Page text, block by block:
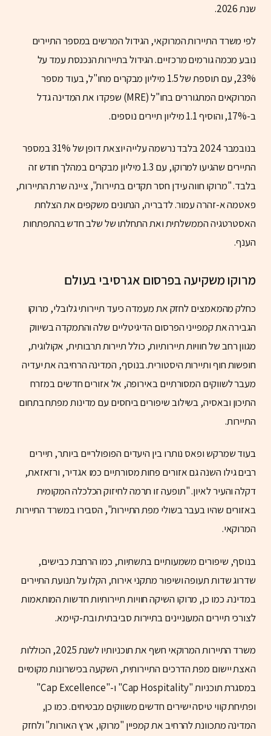
שנת 2026.
לפי משרד התיירות המרוקאי, הגידול המרשים במספר התיירים
נובע מכמה גורמים מרכזיים. הגידול בתיירות הנכנסת עמד על
23%, עם תוספת של 1.5 מיליון מבקרים מחו"ל, בעוד מספר
המרוקאים המתגוררים בחו"ל (MRE) שפקדו את המדינה גדל
ב-17%, והוסיף 1.1 מיליון תיירים נוספים.
בנובמבר 2024 בלבד נרשמה עלייה יוצאת דופן של 31% במספר
התיירים שהגיעו למרוקו, עם 1.3 מיליון מבקרים במהלך חודש זה
בלבד. "מרוקו חווה עידן חסר תקדים בתיירות", ציינה שרת התיירות,
פאטמה א-זהרה עמור. לדבריה, הנתונים משקפים את הצלחת
האסטרטגיה הממשלתית ואת התחלתו של שלב חדש בהתפתחות
הענף.
מרוקו משקיעה בפרסום אגרסיבי בעולם
כחלק מהמאמצים לחזק את מעמדה כיעד תיירותי גלובלי, מרוקו
הגבירה את קמפייני הפרסום הדיגיטליים שלה והתמקדה בשיווק
מגוון רחב של חוויות תיירותיות, כולל תיירות תרבותית, אקולוגית,
חופשות חוף ותיירות היסטורית. בנוסף, המדינה הרחיבה את יעדיה
מעבר לשווקים המסורתיים באירופה, אל אזורים חדשים במזרח
התיכון ובאסיה, בשילוב שיפורים ביחסים עם מדינות מפתח בתחום
התיירות.
בעוד שמרקש ופאס נותרו בין היעדים הפופולריים ביותר, תיירים
רבים גילו השנה גם אזורים פחות מסורתיים כמו אגדיר, ורזאזאת,
דקלה והעיר לאיון. "תופעה זו תרמה לחיזוק הכלכלה המקומית
באזורים שהיו בעבר בשולי מפת התיירות", הסבירו במשרד התיירות
המרוקאי.
בנוסף, שיפורים משמעותיים בתשתיות, כמו הרחבת כבישים,
שדרוג שדות תעופה ושיפור מתקני אירוח, הקלו על תנועת התיירים
במדינה. כמו כן, מרוקו השיקה חוויות תיירותיות חדשות המותאמות
לצורכי תיירים המעוניינים בתיירות סביבתית ובת-קיימא.
משרד התיירות המרוקאי חשף את תוכניותיו לשנת 2025, הכוללות
האצת יישום מפת הדרכים התיירותית, השקעה בכישרונות מקומיים
במסגרת תוכניות "Cap Hospitality" ו-"Cap Excellence"
ופתיחת קווי טיסה ישירים חדשים משווקים מבטיחים. כמו כן,
המדינה מתכוונת להרחיב את קמפיין "מרוקו, ארץ האורות" ולחזק